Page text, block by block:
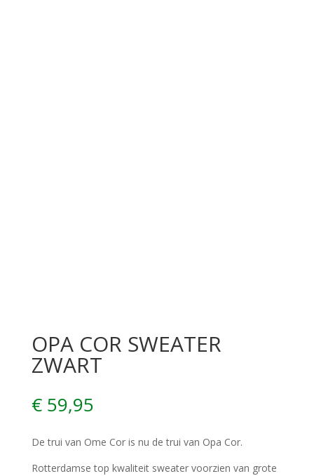
OPA COR SWEATER
ZWART
€59,95
De trui van Ome Cor is nu de trui van Opa Cor.
Rotterdamse top kwaliteit sweater voorzien van grote